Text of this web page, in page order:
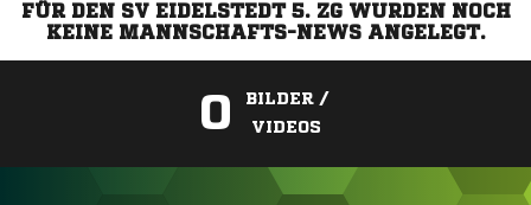
FÜR DEN SV EIDELSTEDT 5. ZG WURDEN NOCH
KEINE MANNSCHAFTS-NEWS ANGELEGT.
0
BILDER /
VIDEOS